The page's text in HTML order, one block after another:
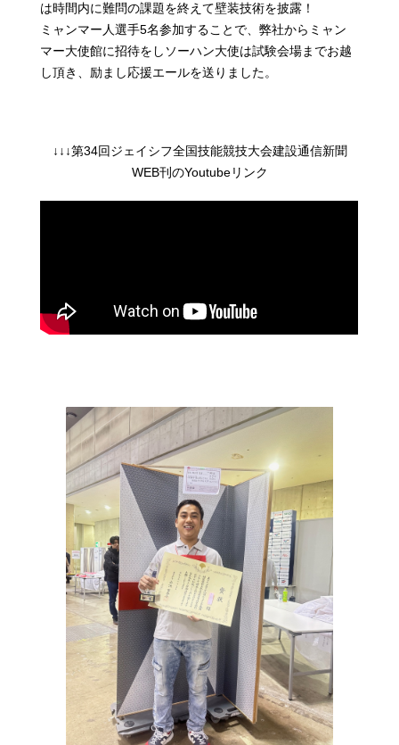
は時間内に難問の課題を終えて壁装技術を披露！
ミャンマー人選手5名参加することで、弊社からミャン
マー大使館に招待をしソーハン大使は試験会場までお越
し頂き、励まし応援エールを送りました。
↓↓↓第34回ジェイシフ全国技能競技大会建設通信新聞
WEB刊のYoutubeリンク